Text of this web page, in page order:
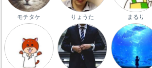
モチタケ りょうた まるり